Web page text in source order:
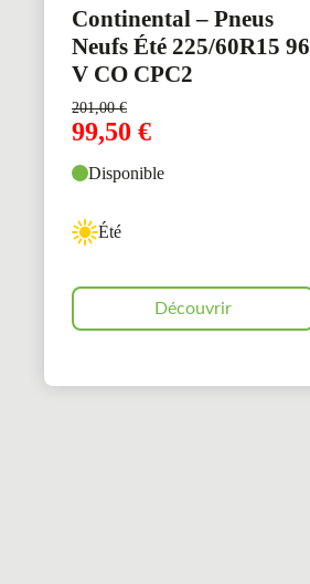
Continental – Pneus
Neufs Été 225/60R15 96
V CO CPC2
201,00€
99,50 €
Disponible
Été
Découvrir